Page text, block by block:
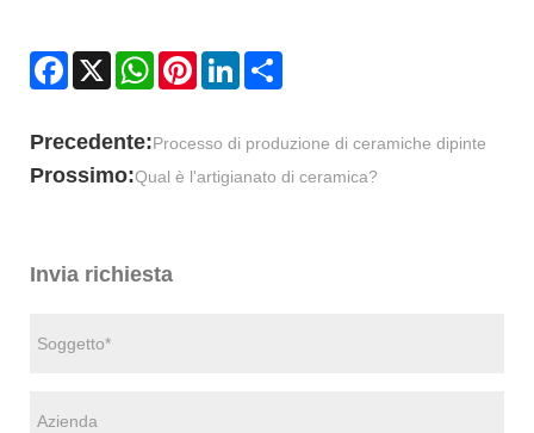
Facebook
X WhatsAppPinterestLinkedIn
Precedente:Processo di produzione di ceramiche dipinte
Prossimo:Qual è l'artigianato di ceramica?
Invia richiesta